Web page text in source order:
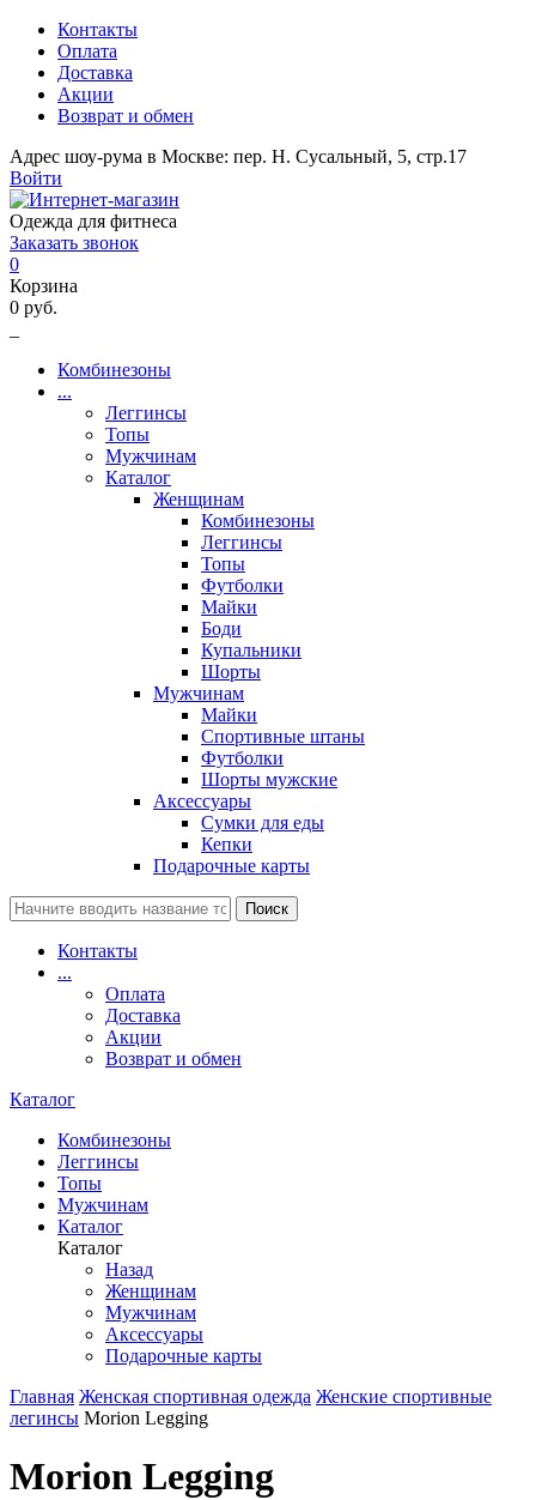
Контакты
Оплата
Доставка
Акции
Возврат и обмен
Адрес шоу-рума в Москве: пер. Н. Сусальный, 5, стр.17
Войти
Одежда для фитнеса
Заказать звонок
0
Корзина
0 руб.
Комбинезоны
...
Леггинсы
Топы
Мужчинам
Каталог
Женщинам
Комбинезоны
Леггинсы
Топы
Футболки
Майки
Боди
Купальники
Шорты
Мужчинам
Майки
Спортивные штаны
Футболки
Шорты мужские
Аксессуары
Сумки для еды
Кепки
Подарочные карты
Поиск
Контакты
...
Оплата
Доставка
Акции
Возврат и обмен
Каталог
Комбинезоны
Леггинсы
Топы
Мужчинам
Каталог
Каталог
Назад
Женщинам
Мужчинам
Аксессуары
Подарочные карты
Главная Женская спортивная одежда Женские спортивные
легинсы Morion Legging
Morion Legging